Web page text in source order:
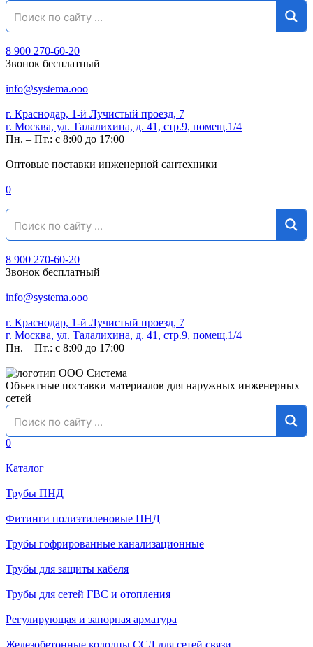
8 900 270-60-20
Звонок бесплатный
info@systema.ooo
г. Краснодар, 1-й Лучистый проезд, 7
г. Москва, ул. Талалихина, д. 41, стр.9, помещ.1/4
Пн. – Пт.: с 8:00 до 17:00
Оптовые поставки инженерной сантехники
0
8 900 270-60-20
Звонок бесплатный
info@systema.ooo
г. Краснодар, 1-й Лучистый проезд, 7
г. Москва, ул. Талалихина, д. 41, стр.9, помещ.1/4
Пн. – Пт.: с 8:00 до 17:00
Объектные поставки материалов для наружных инженерных
сетей
0
Каталог
Трубы ПНД
Фитинги полиэтиленовые ПНД
Трубы гофрированные канализационные
Трубы для защиты кабеля
Трубы для сетей ГВС и отопления
Регулирующая и запорная арматура
Железобетонные колодцы ССД для сетей связи